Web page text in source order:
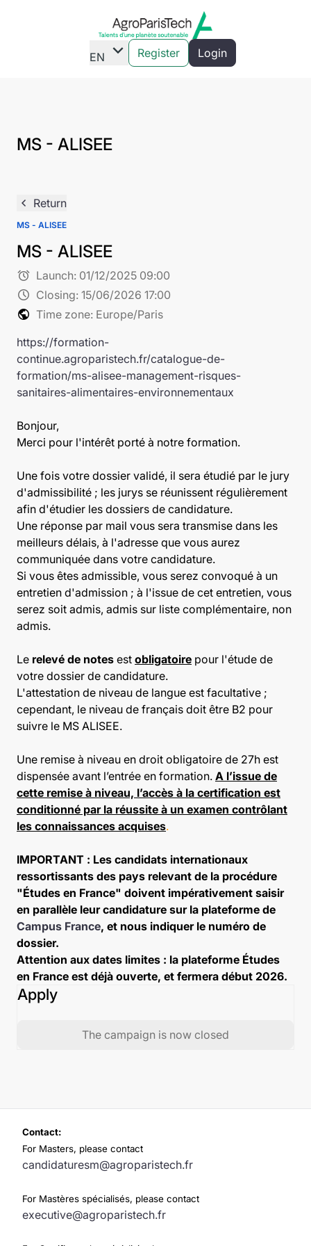
EN expand_more Register Login
MS - ALISEE
navigate_before Return
MS - ALISEE
MS - ALISEE
alarm Launch: 01/12/2025 09:00
schedule Closing: 15/06/2026 17:00
public Time zone: Europe/Paris
https://formation-
continue.agroparistech.fr/catalogue-de-
formation/ms-alisee-management-risques-
sanitaires-alimentaires-environnementaux
Bonjour,
Merci pour l'intérêt porté à notre formation.
Une fois votre dossier validé, il sera étudié par le jury
d'admissibilité ; les jurys se réunissent régulièrement
afin d'étudier les dossiers de candidature.
Une réponse par mail vous sera transmise dans les
meilleurs délais, à l'adresse que vous aurez
communiquée dans votre candidature.
Si vous êtes admissible, vous serez convoqué à un
entretien d'admission ; à l'issue de cet entretien, vous
serez soit admis, admis sur liste complémentaire, non
admis.
Le relevé de notes est obligatoire pour l'étude de
votre dossier de candidature.
L'attestation de niveau de langue est facultative ;
cependant, le niveau de français doit être B2 pour
suivre le MS ALISEE.
Une remise à niveau en droit obligatoire de 27h est
dispensée avant l’entrée en formation. A l’issue de
cette remise à niveau, l’accès à la certification est
conditionné par la réussite à un examen contrôlant
les connaissances acquises.
IMPORTANT : Les candidats internationaux
ressortissants des pays relevant de la procédure
"Études en France" doivent impérativement saisir
en parallèle leur candidature sur la plateforme de
Campus France, et nous indiquer le numéro de
dossier.
Attention aux dates limites : la plateforme Études
en France est déjà ouverte, et fermera début 2026.
Apply
The campaign is now closed
Contact:
For Masters, please contact
candidaturesm@agroparistech.fr
For Mastères spécialisés, please contact
executive@agroparistech.fr